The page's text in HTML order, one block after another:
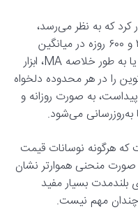
کرد که به نظر می‌رسد،
قیمت فعلی بیت‌کوین بین منحنی ۲۰۰ و ۶۰۰ روزه در میانگین
متحرک فشرده شود؛ میانگین متحرک یا به طور خلاصه MA، ابزار
را در هر محدوده دلخواه
به صورت روزانه و
به‌روزرسانی می‌شود.
هرگونه نوسانات قیمت
صورت منحنی هموارتر نشان
بلندمدت بسیار مفید
چندان مهم نیست.